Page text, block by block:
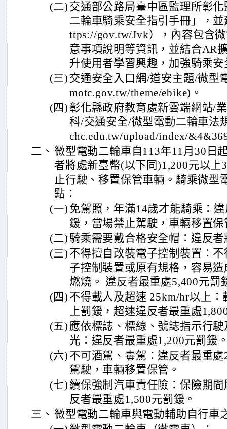
(二) 交通部公路局臺中區監理所彰
二輪車騎乘安全指引手冊」，
ttps://gov.tw/Jvk），內容包含
意事項說明等資訊，並結合AR
升使用者學習興趣，加強騎乘
(三) 交通安全入口網/道安主題/微型
motc.gov.tw/theme/ebike)。
(四)彰化縣政府教育處新雲端網站/
科/交通安全/微型電動二輪車法
chc.edu.tw/upload/index/
二、 微型電動二輪車自113年11月30日
者將處新臺幣(以下同)1,200元以上
止行駛、移置保管車輛。騎乘微型
點：
(一) 免駕照，年滿14歲才能騎乘：
鍰，當場禁止駕駛，車輛移置保
(二) 騎乘需要戴合格安全帽：違反
(三) 不得擅自改裝電子控制裝置：
子控制裝置或原有規格，容易
燃燒。 違反者最重處5,400元罰
(四) 不得載人及超速 25km/hr以上
上罰鍰，超速違反者最重處
(五) 應依標誌、標線、號誌指示行
光：違反者最重處1,200元罰鍰
(六) 不可酒駕、毒駕：違反者最重
駕駛，車輛移置保管。
(七) 續保強制汽車責任險：保險期
反者最重處1,500元罰鍰。
三、 微型電動二輪車與電動輔助自行車